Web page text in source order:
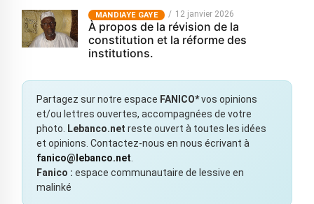
MANDIAYE GAYE 12 janvier 2026
À propos de la révision de la
constitution et la réforme des
institutions.
Partagez sur notre espace FANICO*vos opinions
et/ou lettres ouvertes, accompagnées de votre
photo.
Lebanco.net reste ouvert à toutes les idées
et opinions. Contactez-nous en nous écrivant à
fanico@lebanco.net
Fanico : espace communautaire de lessive en
malinké